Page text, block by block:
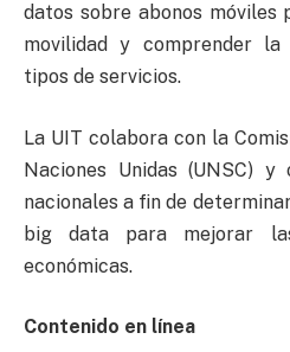
datos sobre abonos
movilidad y comprender
tipos de servicios.
La UIT colabora con la
Naciones Unidas (UNSC)
nacionales a fin de
big data para mejorar
económicas.
Contenido en línea